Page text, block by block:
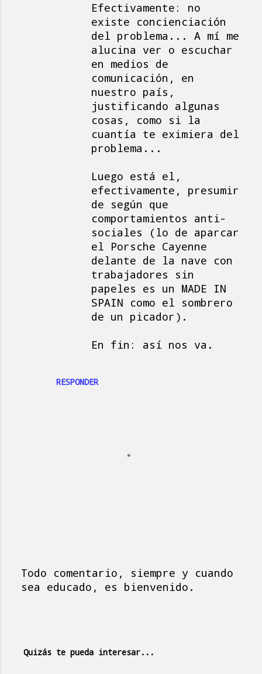
RESPONDER
Efectivamente: no
existe concienciación
del problema... A mí me
alucina ver o escuchar
en medios de
comunicación, en
nuestro país,
justificando algunas
cosas, como si la
cuantía te eximiera del
problema...
Luego está el,
efectivamente, presumir
de según que
comportamientos anti-
sociales (lo de aparcar
el Porsche Cayenne
delante de la nave con
trabajadores sin
papeles es un MADE IN
SPAIN como el sombrero
de un picador).
En fin: así nos va.
P
c
Todo comentario, siempre y cuando
sea educado, es bienvenido.
Quizás te pueda interesar...